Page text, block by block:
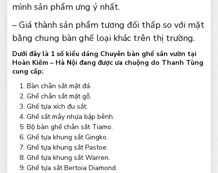
mình sản phẩm ưng ý nhất.
– Giá thành sản phẩm tương đối thấp so với mặt
bằng chung bàn ghế loại khác trên thị trường.
Dưới đây là 1 số kiểu dáng Chuyên bàn ghế sân vườn tại
Hoàn Kiếm – Hà Nội đang được ưa chuộng do Thanh Tùng
cung cấp:
Bàn chân sắt mặt đá.
Ghế chân sắt mặt gỗ.
Ghế tựa xích đu sắt.
Ghế sắt mây nhựa bập bênh.
Bộ bàn ghế chân sắt Tiamo.
Ghế tựa khung sắt Gingko.
Ghế tựa khung sắt Pastoe.
Ghế tựa khung sắt Warren.
Ghế tựa sắt Bertoia Diamond.